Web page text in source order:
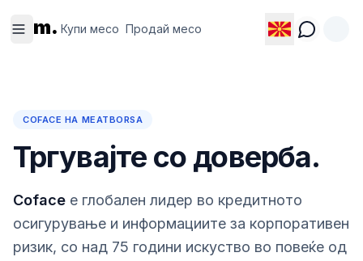
m. Купи месо Продай месо
месо
месо
COFACE НА MEATBORSA
Тргувајте со доверба.
Coface е глобален лидер во кредитното
осигурување и информациите за корпоративен
ризик, со над 75 години искуство во повеќе од